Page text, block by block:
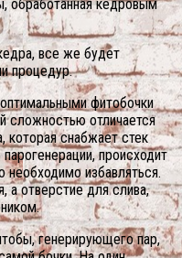
обработанная кедровым
все же будет
процедур.
фитобочки
сложностью отличается
которая снабжает стек
происходит
необходимо избавляться.
а отверстие для слива,
генерирующего пар,